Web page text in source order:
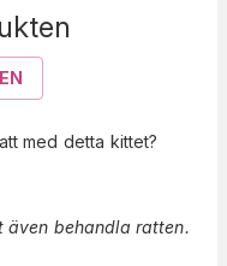
med detta kittet?
behandla ratten.